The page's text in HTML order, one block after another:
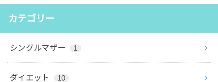
カテゴリー
シングルマザー 1
ダイエット 10